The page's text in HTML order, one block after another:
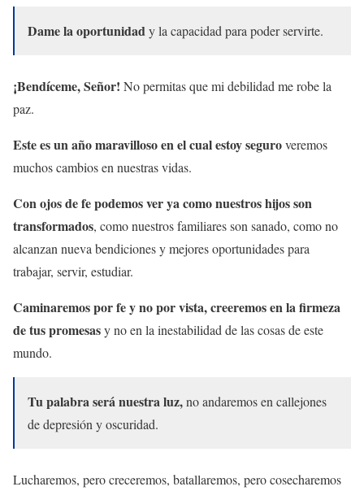
Dame la oportunidady la capacidad para poder servirte.
¡Bendíceme, Señor! No permitas que mi debilidad me robe la
paz.
Este es un año maravilloso en el cual estoy seguroveremos
muchos cambios en nuestras vidas.
Con ojos de fe podemos ver ya como nuestros hijos son
transformados, como nuestros familiares son sanado, como no
alcanzan nueva bendiciones y mejores oportunidades para
trabajar, servir, estudiar.
Caminaremos por fe y no por vista, creeremos en la firmeza
de tus promesasy no en la inestabilidad de las cosas de este
mundo.
Tu palabra será nuestra luz,no andaremos en callejones
de depresión y oscuridad.
Lucharemos, pero creceremos, batallaremos, pero cosecharemos